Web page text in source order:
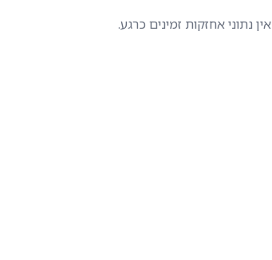
אין נתוני אחזקות זמינים כרגע.